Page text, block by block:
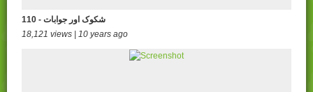
110 - شکوک اور جوابات
18,121 views | 10 years ago